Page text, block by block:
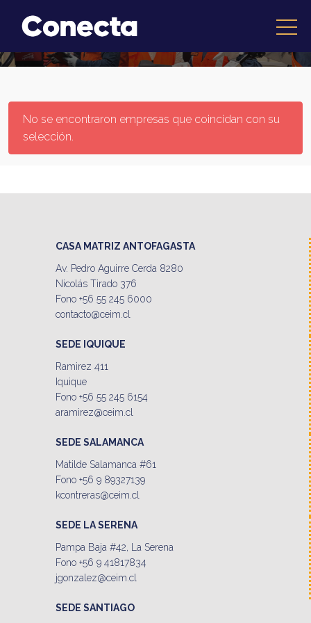
No se encontraron empresas que coincidan con su
selección.
CASA MATRIZ ANTOFAGASTA
Av. Pedro Aguirre Cerda 8280
Nicolás Tirado 376
Fono +56 55 245 6000
contacto@ceim.cl
SEDE IQUIQUE
Ramirez 411
Iquique
Fono +56 55 245 6154
aramirez@ceim.cl
SEDE SALAMANCA
Matilde Salamanca #61
Fono +56 9 89327139
kcontreras@ceim.cl
SEDE LA SERENA
Pampa Baja #42, La Serena
Fono +56 9 41817834
jgonzalez@ceim.cl
SEDE SANTIAGO